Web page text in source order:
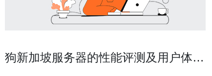
狗新加坡服务器的性能评测及用户体验